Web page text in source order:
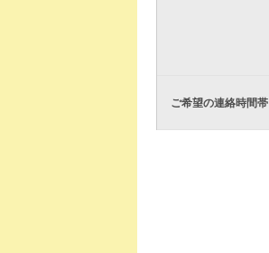
ご希望の連絡時間帯